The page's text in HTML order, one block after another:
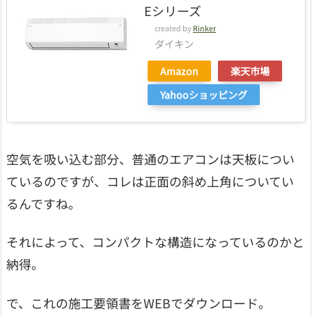
Eシリーズ
created by Rinker
ダイキン
Amazon
楽天市場
Yahooショッピング
空気を吸い込む部分、普通のエアコンは天板につい
ているのですが、コレは正面の斜め上角についてい
るんですね。
それによって、コンパクトな構造になっているのかと
納得。
で、これの施工要領書をWEBでダウンロード。